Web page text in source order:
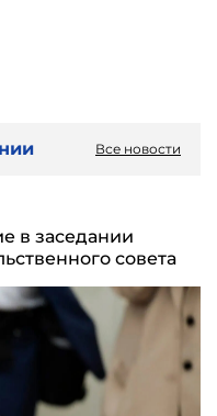
Все новости
в заседании
совета